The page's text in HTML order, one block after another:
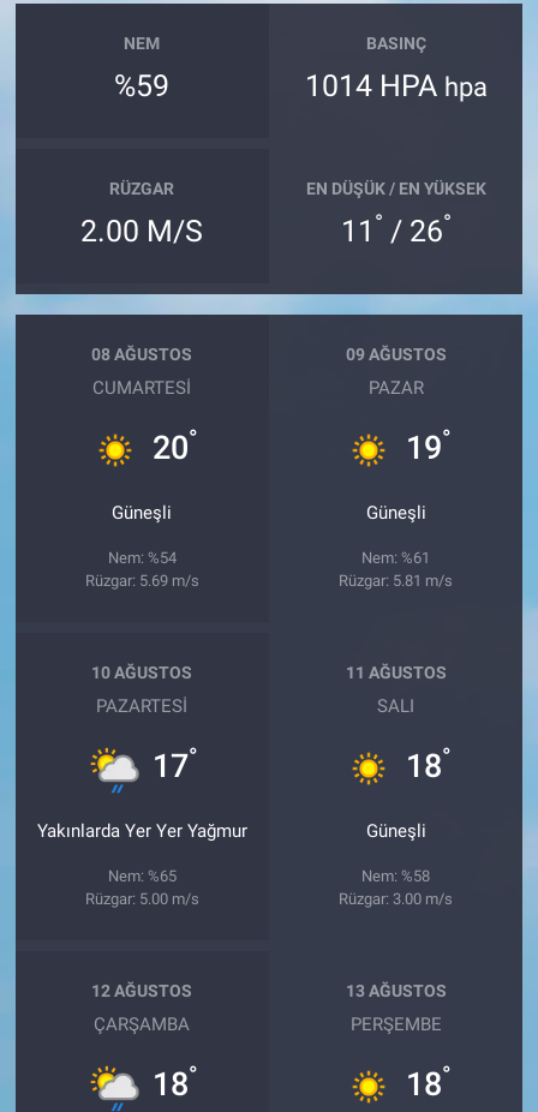
NEM
%59
BASINÇ
1014 HPA hpa
RÜZGAR
2.00 M/S
EN DÜŞÜK / EN YÜKSEK
11 ° / 26°
08 AĞUSTOS
CUMARTESI
20°
Güneşli
Nem: %54
Rüzgar: 5.69 m/s
09 AĞUSTOS
PAZAR
19°
Güneşli
Nem: %61
Rüzgar: 5.81 m/s
10 AĞUSTOS
PAZARTESI
17°
Yakınlarda Yer Yer Yağmur
Nem: %65
Rüzgar: 5.00 m/s
11 AĞUSTOS
SALI
18°
Güneşli
Nem: %58
Rüzgar: 3.00 m/s
12 AĞUSTOS
ÇARŞAMBA
18°
13 AĞUSTOS
PERŞEMBE
18°